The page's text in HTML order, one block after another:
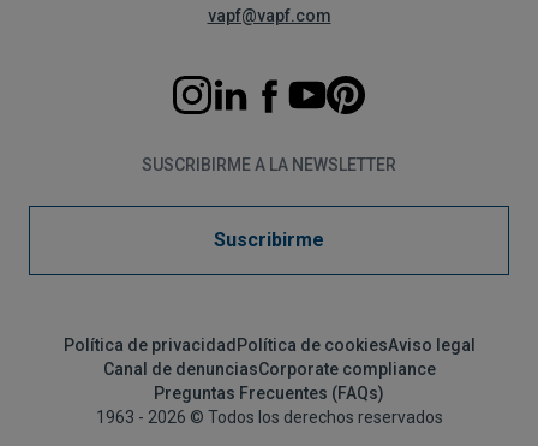
vapf@vapf.com
SUSCRIBIRME A LA NEWSLETTER
Suscribirme
Política de privacidad Política de cookiesAviso legal
Canal de denunciasCorporate compliance
Preguntas Frecuentes (FAQs)
1963 - 2026 © Todos los derechos reservados